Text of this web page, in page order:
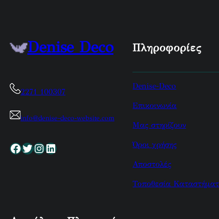
Denise Deco
2271 100307
info@denise-deco-website.com
Facebook Twitter InstagramLinkedin
Πληροφορίες
Denise-Deco
Επικοινωνία
Μας στηρίζουν
Όροι χρήσης
Αποστολές
Τοποθεσία